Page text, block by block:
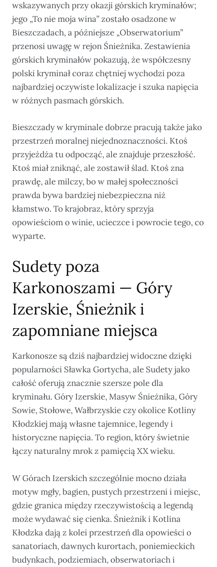
wskazywanych przy okazji górskich kryminałów;
jego „To nie moja wina” zostało osadzone w
Bieszczadach, a późniejsze „Obserwatorium”
przenosi uwagę w rejon Śnieżnika. Zestawienia
górskich kryminałów pokazują, że współczesny
polski kryminał coraz chętniej wychodzi poza
najbardziej oczywiste lokalizacje i szuka napięcia
w różnych pasmach górskich.
Bieszczady w kryminale dobrze pracują także jako
przestrzeń moralnej niejednoznaczności. Ktoś
przyjeżdża tu odpocząć, ale znajduje przeszłość.
Ktoś miał zniknąć, ale zostawił ślad. Ktoś zna
prawdę, ale milczy, bo w małej społeczności
prawda bywa bardziej niebezpieczna niż
kłamstwo. To krajobraz, który sprzyja
opowieściom o winie, ucieczce i powrocie tego, co
wyparte.
Sudety poza
Karkonoszami — Góry
Izerskie, Śnieżnik i
zapomniane miejsca
Karkonosze są dziś najbardziej widoczne dzięki
popularności Sławka Gortycha, ale Sudety jako
całość oferują znacznie szersze pole dla
kryminału. Góry Izerskie, Masyw Śnieżnika, Góry
Sowie, Stołowe, Wałbrzyskie czy okolice Kotliny
Kłodzkiej mają własne tajemnice, legendy i
historyczne napięcia. To region, który świetnie
łączy naturalny mrok z pamięcią XX wieku.
W Górach Izerskich szczególnie mocno działa
motyw mgły, bagien, pustych przestrzeni i miejsc,
gdzie granica między rzeczywistością a legendą
może wydawać się cienka. Śnieżnik i Kotlina
Kłodzka dają z kolei przestrzeń dla opowieści o
sanatoriach, dawnych kurortach, poniemieckich
budynkach, podziemiach, obserwatoriach i